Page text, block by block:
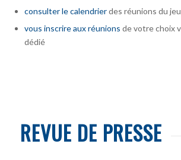
consulter le calendrierdes réunions du
vous inscrire aux réunions de votre choix
dédié
REVUE DE PRESSE